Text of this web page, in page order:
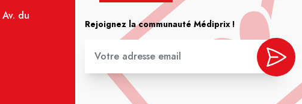
du
Rejoignez la communauté Médiprix !